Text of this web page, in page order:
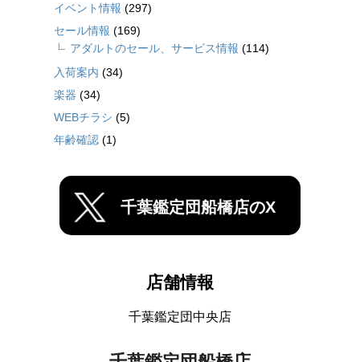
イベント情報 (297)
セール情報 (169)
アダルトのセール、サービス情報 (114)
入荷案内 (34)
楽器 (34)
WEBチラシ (5)
年齢確認 (1)
千葉鑑定団船橋店のX
店舗情報
千葉鑑定団中央店